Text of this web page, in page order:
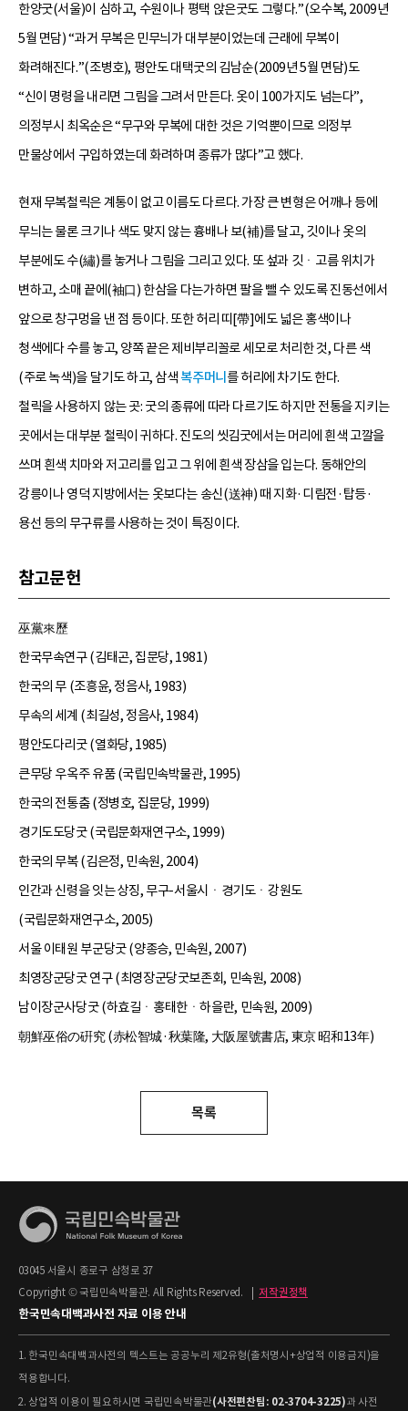
한양굿(서울)이 심하고, 수원이나 평택 앉은굿도 그렇다.”(오수복, 2009년
5월 면담) “과거 무복은 민무늬가 대부분이었는데 근래에 무복이
화려해진다.”(조병호), 평안도 대택굿의 김남순(2009년 5월 면담)도
“신이 명령을 내리면 그림을 그려서 만든다. 옷이 100가지도 넘는다”,
의정부시 최옥순은 “무구와 무복에 대한 것은 기억뿐이므로 의정부
만물상에서 구입하였는데 화려하며 종류가 많다”고 했다.
현재 무복철릭은 계통이 없고 이름도 다르다. 가장 큰 변형은 어깨나 등에
무늬는 물론 크기나 색도 맞지 않는 흉배나 보(補)를 달고, 깃이나 옷의
부분에도 수(繡)를 놓거나 그림을 그리고 있다. 또 섶과 깃ㆍ고름 위치가
변하고, 소매 끝에(袖口) 한삼을 다는가하면 팔을 뺄 수 있도록 진동선에서
앞으로 창구멍을 낸 점 등이다. 또한 허리 띠[帶]에도 넓은 홍색이나
청색에다 수를 놓고, 양쪽 끝은 제비부리꼴로 세모로 처리한 것, 다른 색
(주로 녹색)을 달기도 하고, 삼색 복주머니 를 허리에 차기도 한다.
철릭을 사용하지 않는 곳: 굿의 종류에 따라 다르기도 하지만 전통을 지키는
곳에서는 대부분 철릭이 귀하다. 진도의 씻김굿에서는 머리에 흰색 고깔을
쓰며 흰색 치마와 저고리를 입고 그 위에 흰색 장삼을 입는다. 동해안의
강릉이나 영덕 지방에서는 옷보다는 송신(送神) 때 지화·디림전·탑등·
용선 등의 무구류를 사용하는 것이 특징이다.
참고문헌
巫黨來歷
한국무속연구 (김태곤, 집문당, 1981)
한국의 무 (조흥윤, 정음사, 1983)
무속의 세계 (최길성, 정음사, 1984)
평안도다리굿 (열화당, 1985)
큰무당 우옥주 유품 (국립민속박물관, 1995)
한국의 전통춤 (정병호, 집문당, 1999)
경기도도당굿 (국립문화재연구소, 1999)
한국의 무복 (김은정, 민속원, 2004)
인간과 신령을 잇는 상징, 무구-서울시ㆍ경기도ㆍ강원도
(국립문화재연구소, 2005)
서울 이태원 부군당굿 (양종승, 민속원, 2007)
최영장군당굿 연구 (최영장군당굿보존회, 민속원, 2008)
남이장군사당굿 (하효길ㆍ홍태한ㆍ하을란, 민속원, 2009)
朝鮮巫俗の硏究 (赤松智城·秋葉隆, 大阪屋號書店, 東京 昭和13年)
목록
03045 서울시 종로구 삼청로 37
Copyright © 국립민속박물관. All Rights Reserved.
저작권정책
한국민속대백과사전 자료 이용 안내
1. 한국민속대백과사전의 텍스트는 공공누리 제2유형(출처명시+상업적 이용금지)을
적용합니다.
2. 상업적 이용이 필요하시면 국립민속박물관(사전편찬팀: 02-3704-3225)과 사전